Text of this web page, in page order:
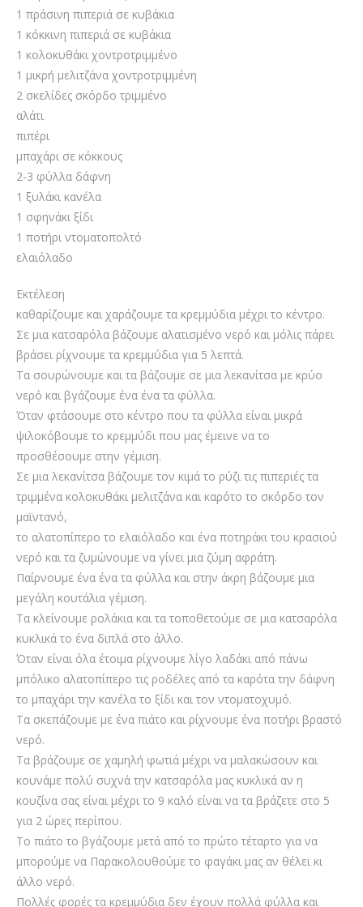
1 πράσινη πιπεριά σε κυβάκια
1 κόκκινη πιπεριά σε κυβάκια
1 κολοκυθάκι χοντροτριμμένο
1 μικρή μελιτζάνα χοντροτριμμένη
2 σκελίδες σκόρδο τριμμένο
αλάτι
πιπέρι
μπαχάρι σε κόκκους
2-3 φύλλα δάφνη
1 ξυλάκι κανέλα
1 σφηνάκι ξίδι
1 ποτήρι ντοματοπολτό
ελαιόλαδο
Εκτέλεση
καθαρίζουμε και χαράζουμε τα κρεμμύδια μέχρι το κέντρο.
Σε μια κατσαρόλα βάζουμε αλατισμένο νερό και μόλις πάρει
βράσει ρίχνουμε τα κρεμμύδια για 5 λεπτά.
Τα σουρώνουμε και τα βάζουμε σε μια λεκανίτσα με κρύο
νερό και βγάζουμε ένα ένα τα φύλλα.
Όταν φτάσουμε στο κέντρο που τα φύλλα είναι μικρά
ψιλοκόβουμε το κρεμμύδι που μας έμεινε να το
προσθέσουμε στην γέμιση.
Σε μια λεκανίτσα βάζουμε τον κιμά το ρύζι τις πιπεριές τα
τριμμένα κολοκυθάκι μελιτζάνα και καρότο το σκόρδο τον
μαϊντανό,
το αλατοπίπερο το ελαιόλαδο και ένα ποτηράκι του κρασιού
νερό και τα ζυμώνουμε να γίνει μια ζύμη αφράτη.
Παίρνουμε ένα ένα τα φύλλα και στην άκρη βάζουμε μια
μεγάλη κουτάλια γέμιση.
Τα κλείνουμε ρολάκια και τα τοποθετούμε σε μια κατσαρόλα
κυκλικά το ένα διπλά στο άλλο.
Όταν είναι όλα έτοιμα ρίχνουμε λίγο λαδάκι από πάνω
μπόλικο αλατοπίπερο τις ροδέλες από τα καρότα την δάφνη
το μπαχάρι την κανέλα το ξίδι και τον ντοματοχυμό.
Τα σκεπάζουμε με ένα πιάτο και ρίχνουμε ένα ποτήρι βραστό
νερό.
Τα βράζουμε σε χαμηλή φωτιά μέχρι να μαλακώσουν και
κουνάμε πολύ συχνά την κατσαρόλα μας κυκλικά αν η
κουζίνα σας είναι μέχρι το 9 καλό είναι να τα βράζετε στο 5
για 2 ώρες περίπου.
Το πιάτο το βγάζουμε μετά από το πρώτο τέταρτο για να
μπορούμε να Παρακολουθούμε το φαγάκι μας αν θέλει κι
άλλο νερό.
Πολλές φορές τα κρεμμύδια δεν έχουν πολλά φύλλα και